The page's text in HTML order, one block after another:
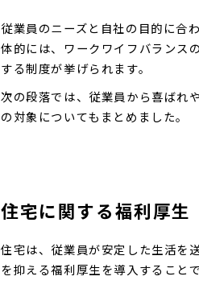
従業員のニーズと自社の目的に合
体的には、ワークワイフバランス
する制度が挙げられます。
次の段落では、従業員から喜ばれ
の対象についてもまとめました。
住宅に関する福利厚生
住宅は、従業員が安定した生活を
を抑える福利厚生を導入すること